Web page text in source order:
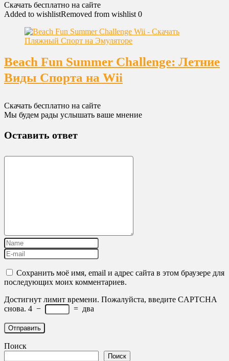
Скачать бесплатно на сайте
Added to wishlistRemoved from wishlist 0
Beach Fun Summer Challenge: Летние
Виды Спорта на Wii
Скачать бесплатно на сайте
Мы будем рады услышать ваше мнение
Оставить ответ
Сохранить моё имя, email и адрес сайта в этом браузере для
последующих моих комментариев.
Достигнут лимит времени. Пожалуйста, введите CAPTCHA
снова. 4 − = два
Поиск
Поиск